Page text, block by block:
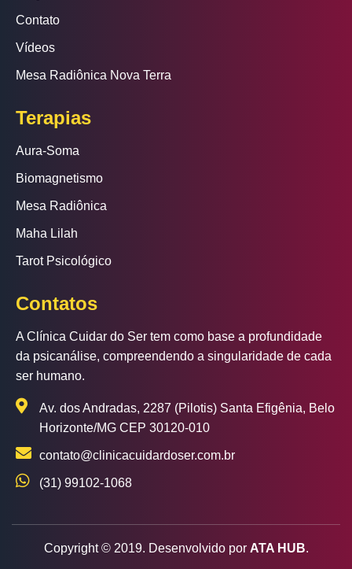
Contato
Vídeos
Mesa Radiônica Nova Terra
Terapias
Aura-Soma
Biomagnetismo
Mesa Radiônica
Maha Lilah
Tarot Psicológico
Contatos
A Clínica Cuidar do Ser tem como base a profundidade
da psicanálise, compreendendo a singularidade de cada
ser humano.
Av. dos Andradas, 2287 (Pilotis) Santa Efigênia, Belo
Horizonte/MG CEP 30120-010
contato@clinicacuidardoser.com.br
(31) 99102-1068
Copyright © 2019. Desenvolvido por ATA HUB.